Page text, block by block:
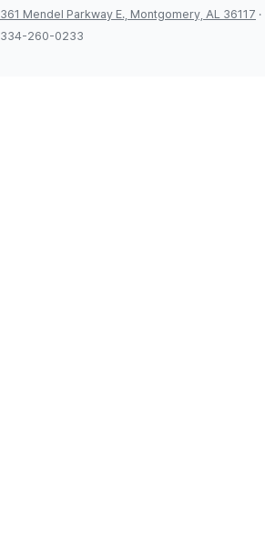
361 Mendel Parkway E., Montgomery, AL 36117 ·
334-260-0233